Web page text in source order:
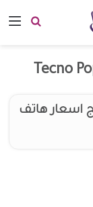
اسعار هاتف